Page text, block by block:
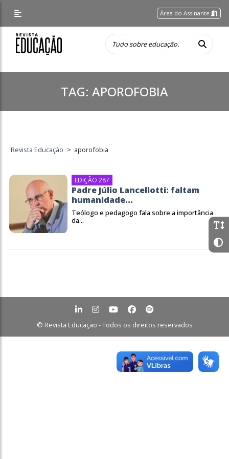
Área do Assinante
TAG: APOROFOBIA
Revista Educação > aporofobia
EDIÇÃO 287
Padre Júlio Lancellotti: faltam
humanidade...
Teólogo e pedagogo fala sobre a importância
da...
© Revista Educação - Todos os direitos reservados